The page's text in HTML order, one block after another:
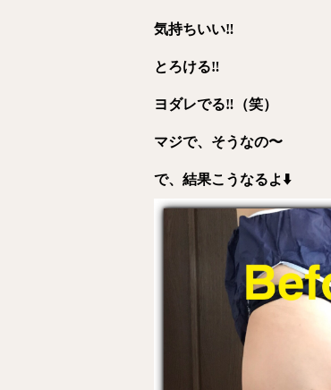
気持ちいい‼️
とろける‼️
ヨダレでる‼️（笑）
マジで、そうなの〜
で、結果こうなるよ⬇️